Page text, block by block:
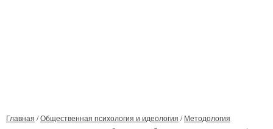
Главная /Общественная психология и идеология /Методология